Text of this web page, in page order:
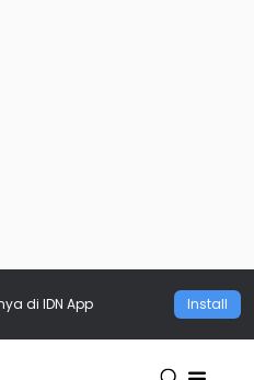
di IDN App Install